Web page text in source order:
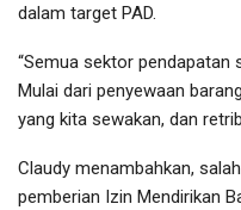
dalam target PAD.
“Semua sektor pendapatan
Mulai dari penyewaan
yang kita sewakan, dan
Claudy menambahkan,
pemberian Izin Mendirikan